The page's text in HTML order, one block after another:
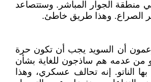
منطقة الجوار المباشر. وستتصاعد
الصراع. وهذا طريق خاطئ.
أن السويد يجب أن تكون حرة
من عدمه هم ساذجون للغاية بشأن
الناتو. إنه تحالف عسكري، وهذا